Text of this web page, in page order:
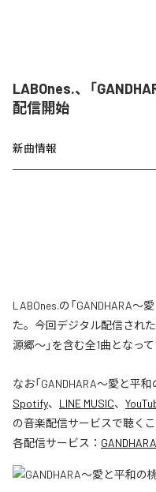
LABOnes.、「
配信開始
新曲情報
LABOnes.の「GANDHARA〜
た。今回デジタル配信され
源郷〜」を含む全1曲となって
なお「GANDHARA〜愛と平
Spotify、 LINE MUSIC、
の音楽配信サービスで聴くこ
各配信サービス：